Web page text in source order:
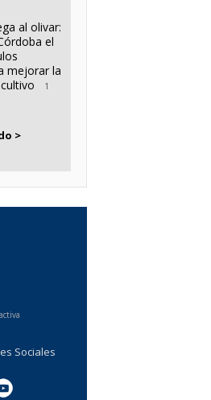
al olivar:
el
mejorar la
1
>
Sociales